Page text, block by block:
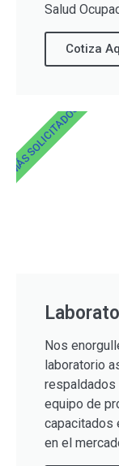
Salud
Cotiza
Nos
laboratorio
respaldados
equipo de
capacitados
en el
MÁS SOLICITADOS